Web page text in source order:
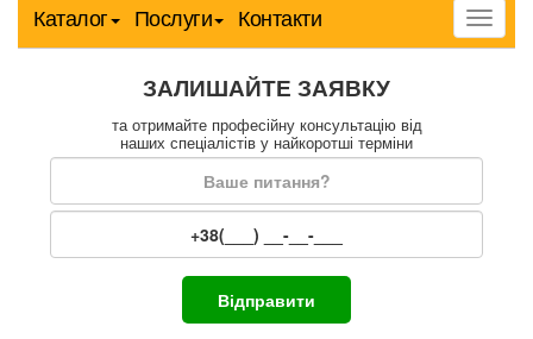
Каталог Послуги Контакти Меню
ЗАЛИШАЙТЕ ЗАЯВКУ
та отримайте професійну консультацію від
наших спеціалістів у найкоротші терміни